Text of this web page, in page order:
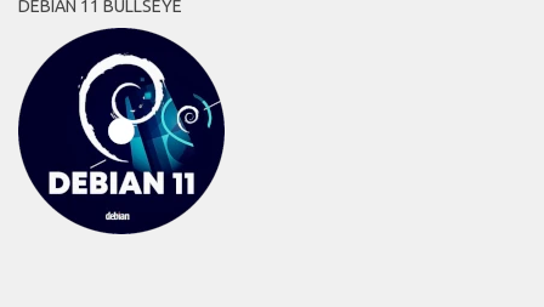
DEBIAN 11 BULLSEYE